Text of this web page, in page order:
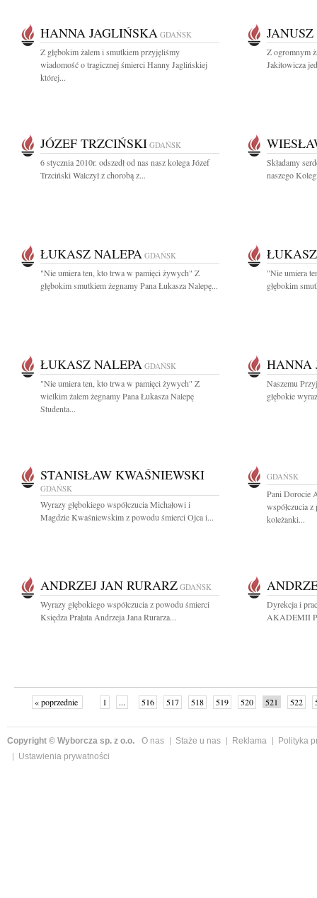
HANNA JAGLIŃSKA GDAŃSK
Z głębokim żalem i smutkiem przyjęliśmy
wiadomość o tragicznej śmierci Hanny Jaglińskiej
której...
Z ogromnym
Jakitowicza
JÓZEF TRZCIŃSKI GDAŃSK
6 stycznia 2010r. odszedł od nas nasz kolega Józef
Trzciński Walczył z chorobą z...
Składamy
naszego
ŁUKASZ NALEPA GDAŃSK
"Nie umiera ten, kto trwa w pamięci żywych" Z
głębokim smutkiem żegnamy Pana Łukasza Nalepę...
"Nie umiera
głębokim
ŁUKASZ NALEPA GDAŃSK
"Nie umiera ten, kto trwa w pamięci żywych" Z
wielkim żalem żegnamy Pana Łukasza Nalepę
Studenta...
HANNA
Naszemu
głębokie
STANISŁAW KWAŚNIEWSKI
GDAŃSK
Wyrazy głębokiego współczucia Michałowi i
Magdzie Kwaśniewskim z powodu śmierci Ojca i...
GDAŃSK
Pani Dorocie
współczucia
koleżanki...
ANDRZEJ JAN RURARZ GDAŃSK
Wyrazy głębokiego współczucia z powodu śmierci
Księdza Prałata Andrzeja Jana Rurarza...
Dyrekcja i
AKADEMII
« poprzednie 1 ... 516 517 518 519 520 521 522
Copyright © Wyborcza sp. z o.o. O nas Staże u nas Reklama
Polityka
Ustawienia prywatności